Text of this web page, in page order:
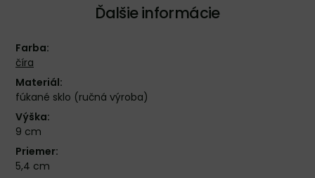
Ďalšie informácie
Farba:
číra
Materiál:
fúkané sklo (ručná výroba)
Výška:
9 cm
Priemer:
5,4 cm